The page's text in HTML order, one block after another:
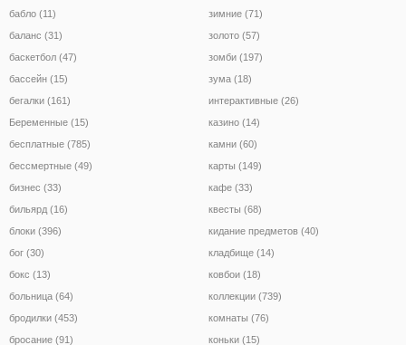
бабло (11)
баланс (31)
баскетбол (47)
бассейн (15)
бегалки (161)
Беременные (15)
бесплатные (785)
бессмертные (49)
бизнес (33)
бильярд (16)
блоки (396)
бог (30)
бокс (13)
больница (64)
бродилки (453)
бросание (91)
зимние (71)
золото (57)
зомби (197)
зума (18)
интерактивные (26)
казино (14)
камни (60)
карты (149)
кафе (33)
квесты (68)
кидание предметов (40)
кладбище (14)
ковбои (18)
коллекции (739)
комнаты (76)
коньки (15)